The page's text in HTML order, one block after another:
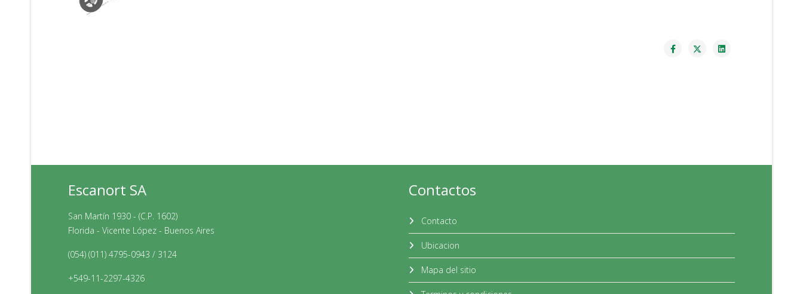
Escanort SA
San Martín 1930 - (C.P. 1602)
Florida - Vicente López - Buenos Aires
(054) (011) 4795-0943 / 3124
+549-11-2297-4326
Contactos
Contacto
Ubicacion
Mapa del sitio